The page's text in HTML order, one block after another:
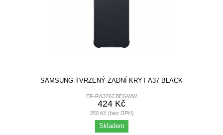
SAMSUNG TVRZENÝ ZADNÍ KRYT A37 BLACK
EF-RA376CBEGWW
424 Kč
350 Kč (bez DPH)
Skladem